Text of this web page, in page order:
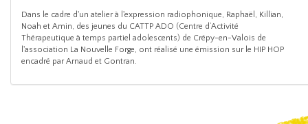
Dans le cadre d'un atelier à l'expression radiophonique, Raphaël, Killian,
Noah et Amin, des jeunes du CATTP ADO (Centre d’Activité
Thérapeutique à temps partiel adolescents) de Crépy-en-Valois de
l'association La Nouvelle Forge, ont réalisé une émission sur le HIP HOP
encadré par Arnaud et Gontran.
CATTP ADO